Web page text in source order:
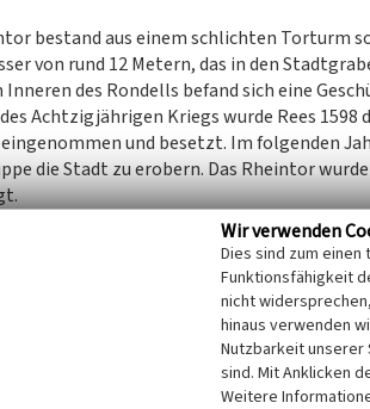
bestand aus einem schlichten Torturm
von rund 12 Metern, das in den
Inneren des Rondells befand sich eine
Achtzigjährigen Kriegs wurde Rees
und besetzt. Im folgenden
die Stadt zu erobern. Das Rheintor
den spanischen Besatzern wurde ab 1600
verstärkt. 1614 besetzten die
vorhandenen Wehranlagen zu einer
zum Schutz des Tores und des Zuganges.
Zerstörung des Tores erfolgte 1672
folgte 1945 durch alliierten Beschuss.
ist heute nur noch die nordwestliche
Wir verwenden
Dies sind zum
Funktionsfähigkeit
nicht
hinaus verwenden
Nutzbarkeit
sind. Mit Anklicken
Weitere